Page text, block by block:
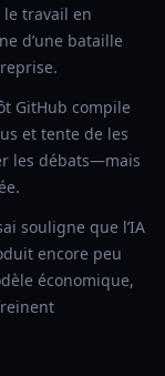
travail en
d’une bataille
GitHub compile
et tente de les
les débats—mais
souligne que l’IA
encore peu
économique,